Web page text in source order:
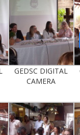
GEDSC DIGITAL
CAMERA